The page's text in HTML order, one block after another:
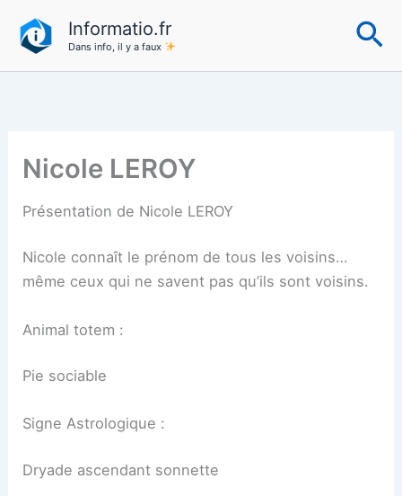
contenu
Informatio.fr
Dans info, il y a faux
Nicole LEROY
Présentation de Nicole LEROY
Nicole connaît le prénom de tous les voisins…
même ceux qui ne savent pas qu’ils sont voisins.
Animal totem :
Pie sociable
Signe Astrologique :
Dryade ascendant sonnette